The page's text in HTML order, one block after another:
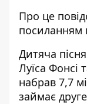
Про це
посиланням
Дитяча
Луїса Фонсі
набрав 7,7
займає